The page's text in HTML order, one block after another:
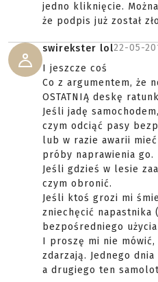
jedno kliknięcie.
że podpis już został
swirekster lol22-05-
I jeszcze coś
Co z argumentem, że
OSTATNIĄ deskę
Jeśli jadę
czym odciąć pasy
lub w razie awarii mieć
próby naprawienia go.
Jeśli gdzieś w lesie
czym obronić.
Jeśli ktoś grozi mi
zniechęcić napastnika
bezpośredniego
I proszę mi nie
zdarzają. Jednego
a drugiego ten